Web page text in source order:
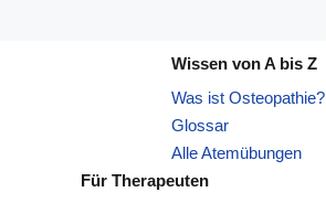
Wissen von A bis Z
Was ist Osteopathie?
Glossar
Alle Atemübungen
Für Therapeuten